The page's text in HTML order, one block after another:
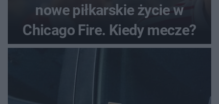
nowe piłkarskie życie w
Chicago Fire. Kiedy mecze?